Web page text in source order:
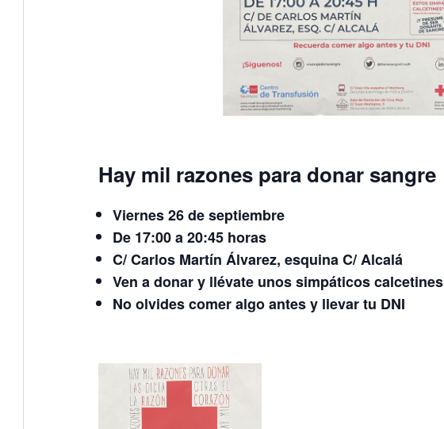
Hay mil razones para donar sangre
Viernes 26 de septiembre
De 17:00 a 20:45 horas
C/ Carlos Martín Álvarez, esquina C/ Alcalá
Ven a donar y llévate unos simpáticos calcetines
No olvides comer algo antes y llevar tu DNI